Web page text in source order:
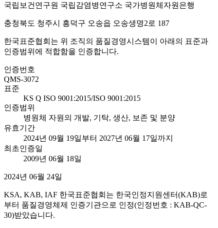
국립보건연구원 국립감염병연구소 국가병원체자원은행
충청북도 청주시 흥덕구 오송읍 오송생명2로 187
한국표준협회는 위 조직의 품질경영시스템이 아래의 표준과
인증범위에 적합함을 인증합니다.
인증번호
QMS-3072
표준
KS Q ISO 9001:2015/ISO 9001:2015
인증범위
병원체 자원의 개발, 기탁, 생산, 보존 및 분양
유효기간
2024년 09월 19일부터 2027년 06월 17일까지
최초인증일
2009년 06월 18일
2024년 06월 24일
KSA, KAB, IAF 한국표준협회는 한국인정지원센터(KAB)로
부터 품질경영체제 인증기관으로 인정(인정번호 : KAB-QC-
30)받았습니다.